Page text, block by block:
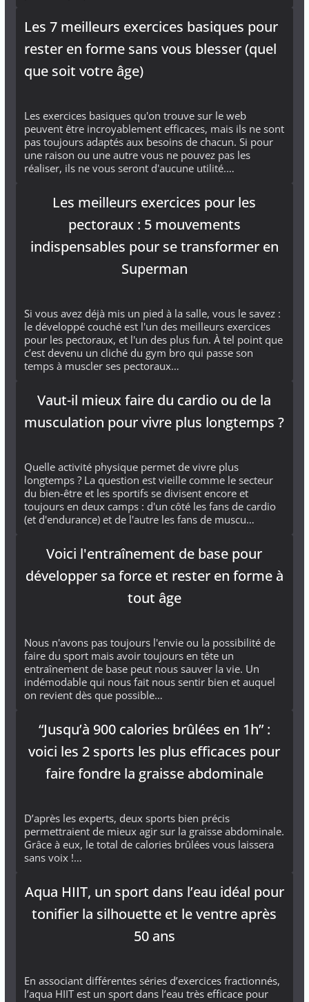
Les 7 meilleurs exercices basiques pour
rester en forme sans vous blesser (quel
que soit votre âge)
Les exercices basiques qu'on trouve sur le web
peuvent être incroyablement efficaces, mais ils ne sont
pas toujours adaptés aux besoins de chacun. Si pour
une raison ou une autre vous ne pouvez pas les
réaliser, ils ne vous seront d'aucune utilité.…
Les meilleurs exercices pour les
pectoraux : 5 mouvements
indispensables pour se transformer en
Superman
Si vous avez déjà mis un pied à la salle, vous le savez :
le développé couché est l'un des meilleurs exercices
pour les pectoraux, et l'un des plus fun. À tel point que
c’est devenu un cliché du gym bro qui passe son
temps à muscler ses pectoraux…
Vaut-il mieux faire du cardio ou de la
musculation pour vivre plus longtemps ?
Quelle activité physique permet de vivre plus
longtemps ? La question est vieille comme le secteur
du bien-être et les sportifs se divisent encore et
toujours en deux camps : d'un côté les fans de cardio
(et d'endurance) et de l'autre les fans de muscu…
Voici l'entraînement de base pour
développer sa force et rester en forme à
tout âge
Nous n'avons pas toujours l'envie ou la possibilité de
faire du sport mais avoir toujours en tête un
entraînement de base peut nous sauver la vie. Un
indémodable qui nous fait nous sentir bien et auquel
on revient dès que possible…
“Jusqu’à 900 calories brûlées en 1h” :
voici les 2 sports les plus efficaces pour
faire fondre la graisse abdominale
D’après les experts, deux sports bien précis
permettraient de mieux agir sur la graisse abdominale.
Grâce à eux, le total de calories brûlées vous laissera
sans voix !…
Aqua HIIT, un sport dans l’eau idéal pour
tonifier la silhouette et le ventre après
50 ans
En associant différentes séries d’exercices fractionnés,
l’aqua HIIT est un sport dans l’eau très efficace pour